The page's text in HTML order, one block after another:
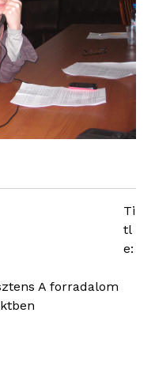
Ti
tl
e:
A forradalom